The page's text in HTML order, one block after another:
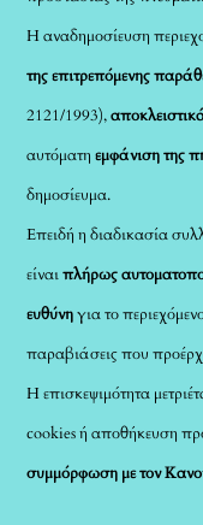
Η αναδημοσίευση
της επιτρεπόμενης
2121/1993),
αυτόματηεμφάνιση της
δημοσίευμα.
Επειδή η διαδικασία
είναιπλήρως
ευθύνηγια το
παραβιάσεις που
Η επισκεψιμότητα
cookies ή αποθήκευση
συμμόρφωση με τον